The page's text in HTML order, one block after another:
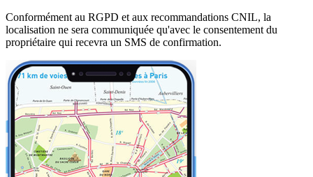
Conformément au RGPD et aux recommandations CNIL, la
localisation ne sera communiquée qu'avec le consentement du
propriétaire qui recevra un SMS de confirmation.